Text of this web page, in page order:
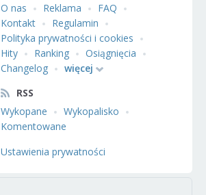
O nas
Reklama
FAQ
Kontakt
Regulamin
Polityka prywatności i cookies
Hity
Ranking
Osiągnięcia
Changelog
więcej
RSS
Wykopane
Wykopalisko
Komentowane
Ustawienia prywatności